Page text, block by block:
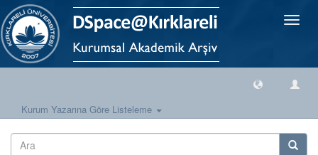
Geçiş
Kurum Yazarına Göre Listeleme